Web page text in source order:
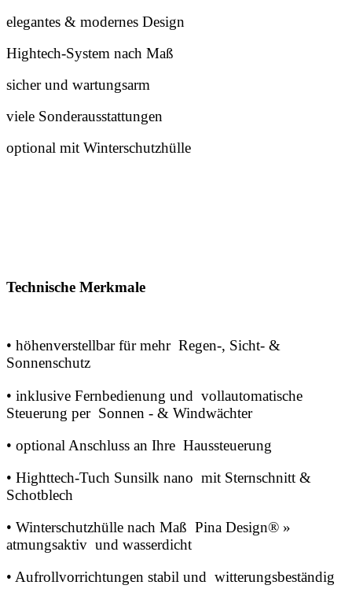
elegantes & modernes Design
Hightech-System nach Maß
sicher und wartungsarm
viele Sonderausstattungen
optional mit Winterschutzhülle
Technische Merkmale
• höhenverstellbar für mehr Regen-, Sicht- &
Sonnenschutz
• inklusive Fernbedienung und vollautomatische
Steuerung per Sonnen - & Windwächter
• optional Anschluss an Ihre Haussteuerung
• Highttech-Tuch Sunsilk nano mit Sternschnitt &
Schotblech
• Winterschutzhülle nach Maß Pina Design® »
atmungsaktiv und wasserdicht
• Aufrollvorrichtungen stabil und witterungsbeständig